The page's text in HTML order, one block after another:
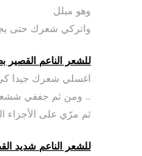
وهو مبلل
واتركي شعرك حتى
للشعر الناعم القصير
اغسلي شعرك جيدا كي
.. ومن ثم جففي
ثم مرّي على الأجزاء
للشعر الناعم شديد